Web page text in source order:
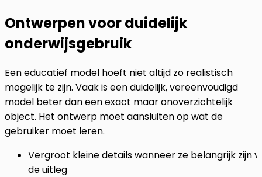
Ontwerpen voor duidelijk
onderwijsgebruik
Een educatief model hoeft niet altijd zo realistisch
mogelijk te zijn. Vaak is een duidelijk, vereenvoudigd
model beter dan een exact maar onoverzichtelijk
object. Het ontwerp moet aansluiten op wat de
gebruiker moet leren.
Vergroot kleine details wanneer ze belangrijk zijn
de uitleg